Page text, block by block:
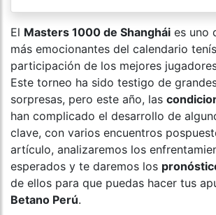
El Masters 1000 de Shanghái es uno
más emocionantes del calendario
participación de los mejores
Este torneo ha sido testigo de
sorpresas, pero este año, las
han complicado el desarrollo de
clave, con varios encuentros
artículo, analizaremos los
esperados y te daremos los
de ellos para que puedas hacer tus
Betano Perú.